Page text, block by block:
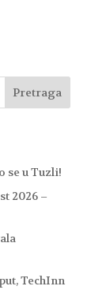
se u Tuzli!
2026 –
TechInn